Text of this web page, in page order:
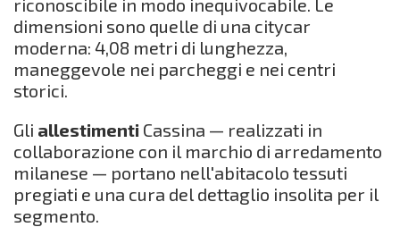
riconoscibile in modo inequivocabile. Le
dimensioni sono quelle di una citycar
moderna: 4,08 metri di lunghezza,
maneggevole nei parcheggi e nei centri
storici.
Gli allestimenti Cassina — realizzati in
collaborazione con il marchio di arredamento
milanese — portano nell'abitacolo tessuti
pregiati e una cura del dettaglio insolita per il
segmento.